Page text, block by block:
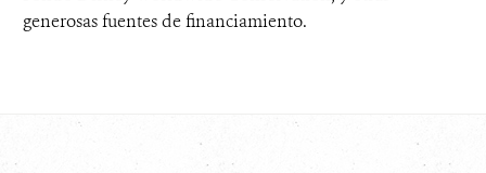
generosas fuentes de financiamiento.